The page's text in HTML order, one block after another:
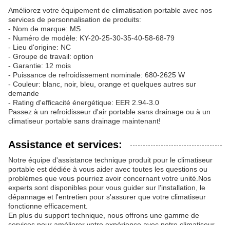
Améliorez votre équipement de climatisation portable avec nos
services de personnalisation de produits:
- Nom de marque: MS
- Numéro de modèle: KY-20-25-30-35-40-58-68-79
- Lieu d'origine: NC
- Groupe de travail: option
- Garantie: 12 mois
- Puissance de refroidissement nominale: 680-2625 W
- Couleur: blanc, noir, bleu, orange et quelques autres sur
demande
- Rating d'efficacité énergétique: EER 2.94-3.0
Passez à un refroidisseur d'air portable sans drainage ou à un
climatiseur portable sans drainage maintenant!
Assistance et services:
Notre équipe d'assistance technique produit pour le climatiseur
portable est dédiée à vous aider avec toutes les questions ou
problèmes que vous pourriez avoir concernant votre unité.Nos
experts sont disponibles pour vous guider sur l'installation, le
dépannage et l'entretien pour s'assurer que votre climatiseur
fonctionne efficacement.
En plus du support technique, nous offrons une gamme de